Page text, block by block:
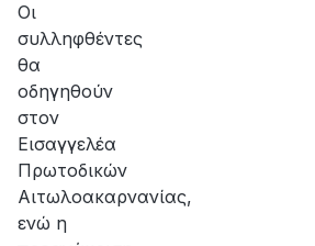
Οι
συλληφθέντες
θα
οδηγηθούν
στον
Εισαγγελέα
Πρωτοδικών
Αιτωλοακαρνανίας,
ενώ η